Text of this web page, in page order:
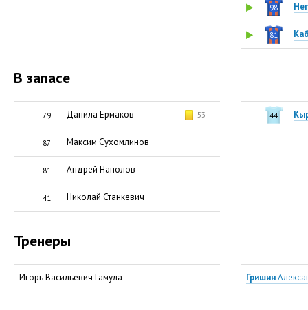
98
81
В запасе
79 Данила Ермаков '53
87 Максим Сухомлинов
81 Андрей Наполов
41 Николай Станкевич
44
Тренеры
Игорь Васильевич Гамула Гришин